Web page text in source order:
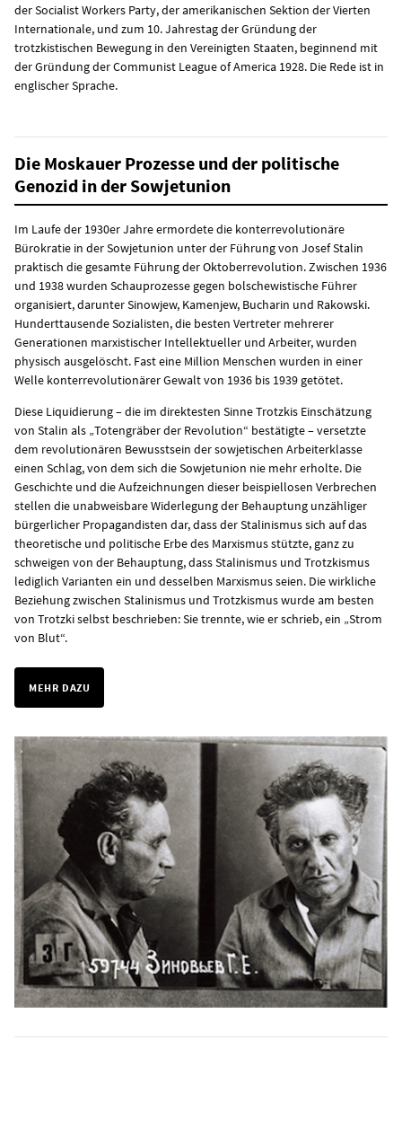
der Socialist Workers Party, der amerikanischen Sektion der Vierten
Internationale, und zum 10. Jahrestag der Gründung der
trotzkistischen Bewegung in den Vereinigten Staaten, beginnend mit
der Gründung der Communist League of America 1928. Die Rede ist in
englischer Sprache.
Die Moskauer Prozesse und der politische
Genozid in der Sowjetunion
Im Laufe der 1930er Jahre ermordete die konterrevolutionäre
Bürokratie in der Sowjetunion unter der Führung von Josef Stalin
praktisch die gesamte Führung der Oktoberrevolution. Zwischen 1936
und 1938 wurden Schauprozesse gegen bolschewistische Führer
organisiert, darunter Sinowjew, Kamenjew, Bucharin und Rakowski.
Hunderttausende Sozialisten, die besten Vertreter mehrerer
Generationen marxistischer Intellektueller und Arbeiter, wurden
physisch ausgelöscht. Fast eine Million Menschen wurden in einer
Welle konterrevolutionärer Gewalt von 1936 bis 1939 getötet.
Diese Liquidierung – die im direktesten Sinne Trotzkis Einschätzung
von Stalin als „Totengräber der Revolution“ bestätigte – versetzte
dem revolutionären Bewusstsein der sowjetischen Arbeiterklasse
einen Schlag, von dem sich die Sowjetunion nie mehr erholte. Die
Geschichte und die Aufzeichnungen dieser beispiellosen Verbrechen
stellen die unabweisbare Widerlegung der Behauptung unzähliger
bürgerlicher Propagandisten dar, dass der Stalinismus sich auf das
theoretische und politische Erbe des Marxismus stützte, ganz zu
schweigen von der Behauptung, dass Stalinismus und Trotzkismus
lediglich Varianten ein und desselben Marxismus seien. Die wirkliche
Beziehung zwischen Stalinismus und Trotzkismus wurde am besten
von Trotzki selbst beschrieben: Sie trennte, wie er schrieb, ein „Strom
von Blut“.
MEHR DAZU